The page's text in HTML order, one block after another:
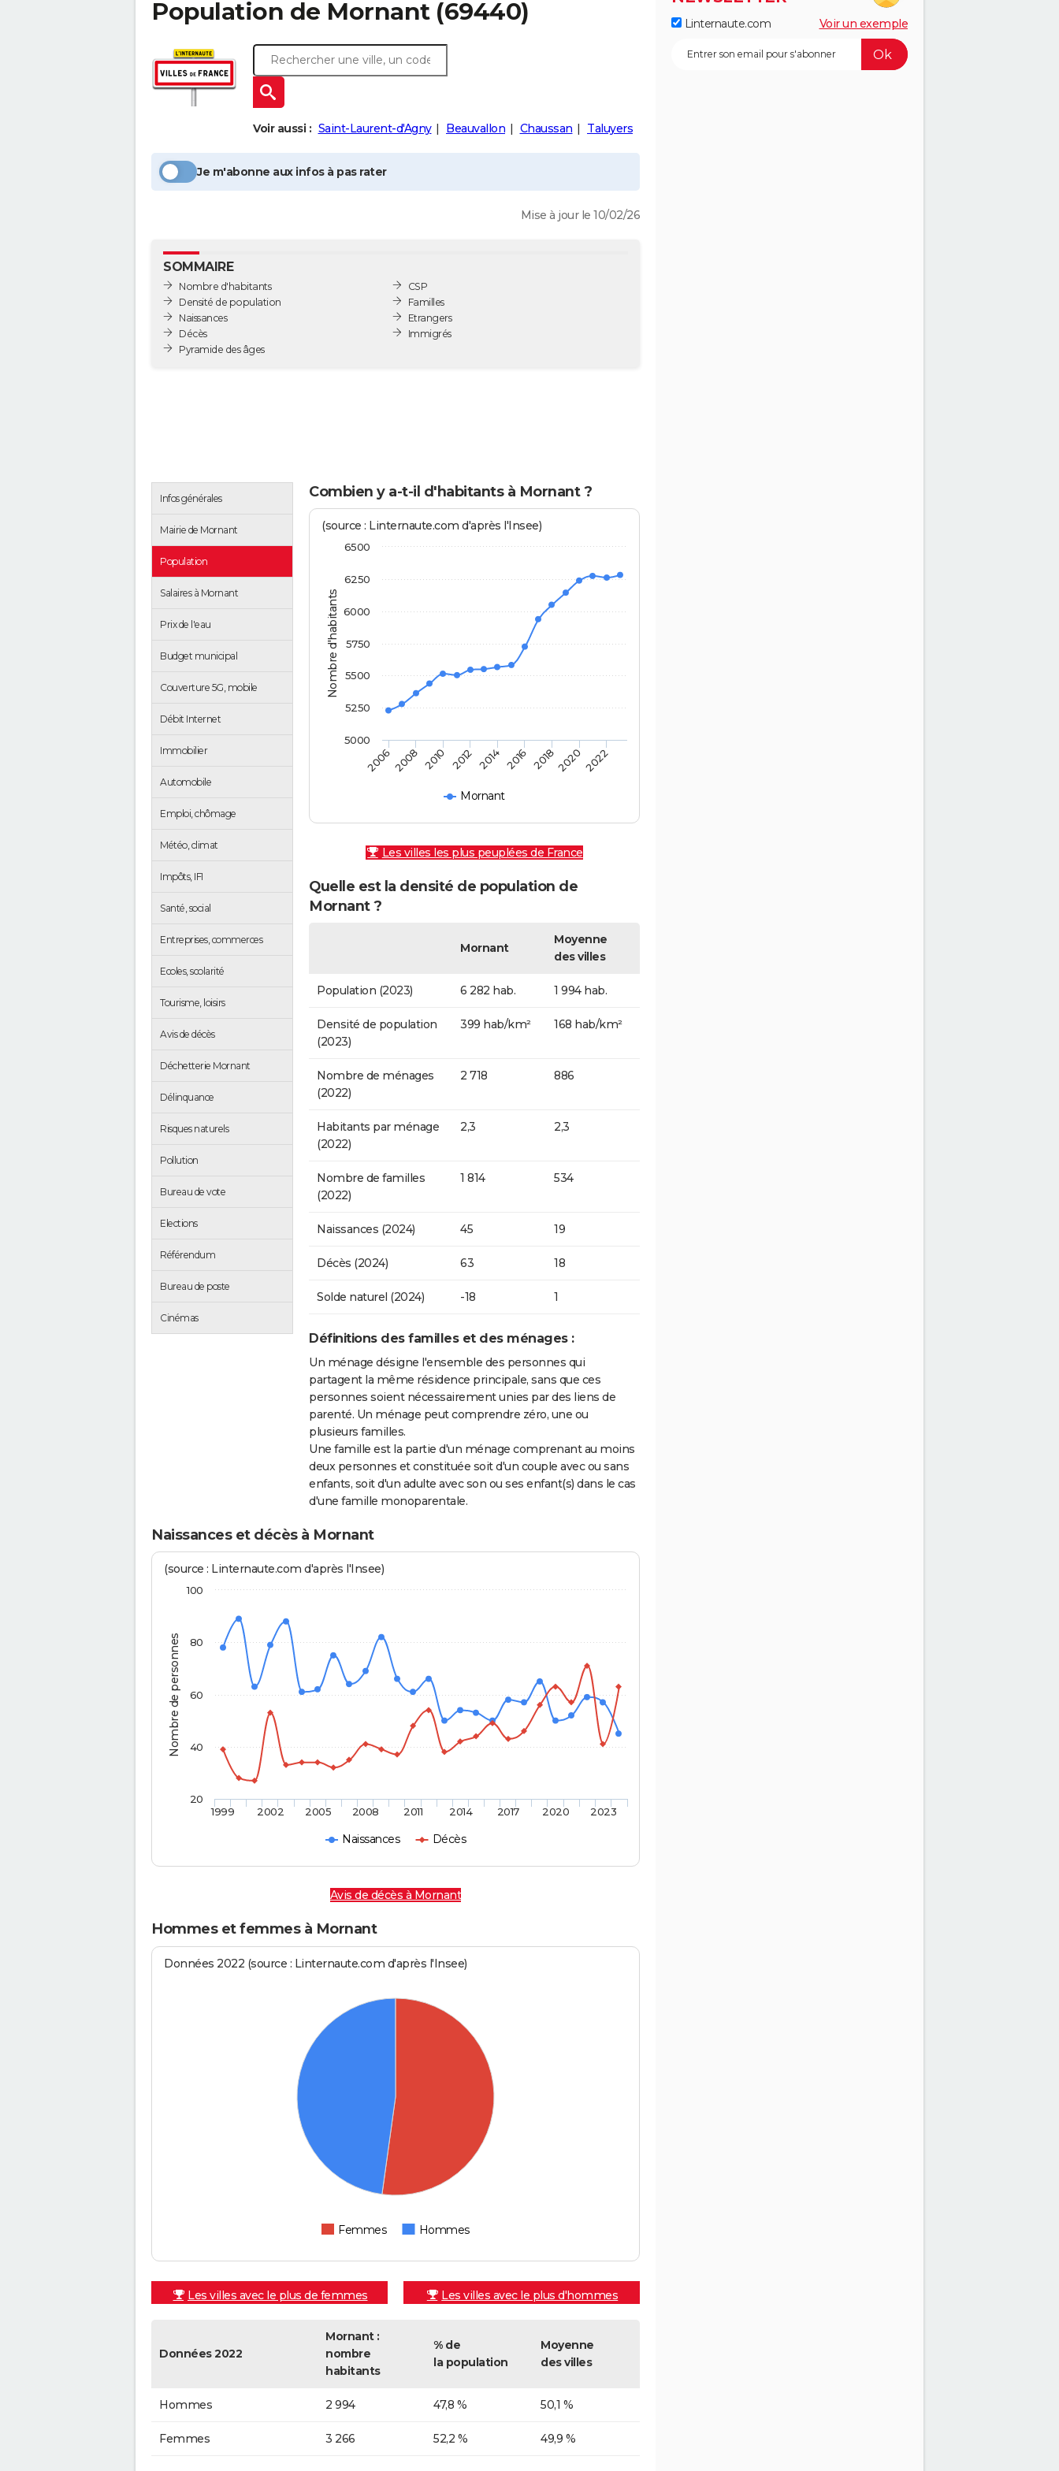
Population de Mornant(69440)
Voir aussi : Saint-Laurent-d'Agny Beauvallon Chaussan Taluyers
Je m'abonne aux infos à pas rater
Mise à jour le 10/02/26
SOMMAIRE
Nombre d'habitants
Densité de population
Naissances
Décès
Pyramide des âges
CSP
Familles
Etrangers
Immigrés
Infos générales
Mairie de Mornant
Population
Salaires à Mornant
Prix de l'eau
Budget municipal
Couverture 5G, mobile
Débit Internet
Immobilier
Automobile
Emploi, chômage
Météo, climat
Impôts, IFI
Santé, social
Entreprises, commerces
Ecoles, scolarité
Tourisme, loisirs
Avis de décès
Déchetterie Mornant
Délinquance
Risques naturels
Pollution
Bureau de vote
Elections
Référendum
Bureau de poste
Cinémas
Combien y a-t-il d'habitants à Mornant ?
Nombre d'habitants
(source : Linternaute.com d'après l'Insee)
Mornant
20062008 2010 2012 2014 2016 201820202022
5000
5250
5500
5750
6000
6250
6500
Les villes les plus peuplées de France
Quelle est la densité de population de
Mornant ?
Mornant
Moyenne
des villes
Population (2023) 6 282 hab. 1 994 hab.
Densité de population
(2023)
399 hab/km² 168 hab/km²
Nombre de ménages
(2022)
2 718 886
Habitants par ménage
(2022)
2,3 2,3
Nombre de familles
(2022)
1 814 534
Naissances (2024) 45 19
Décès (2024) 63 18
Solde naturel (2024) -18 1
Définitions des familles et des ménages :
Un ménage désigne l'ensemble des personnes qui
partagent la même résidence principale, sans que ces
personnes soient nécessairement unies par des liens de
parenté. Un ménage peut comprendre zéro, une ou
plusieurs familles.
Une famille est la partie d'un ménage comprenant au moins
deux personnes et constituée soit d'un couple avec ou sans
enfants, soit d'un adulte avec son ou ses enfant(s) dans le cas
d'une famille monoparentale.
Naissances et décès à Mornant
Nombre de personnes
(source : Linternaute.com d'après l'Insee)
Naissances Décès
1999 2002 2005 2008 2011 2014 2017 2020 2023
20
40
60
80
100
Avis de décès à Mornant
Hommes et femmes à Mornant
Données 2022 (source : Linternaute.com d'après l'Insee)
Femmes Hommes
Les villes avec le plus de femmes Les villes avec le plus d'hommes
Données 2022
Mornant :
nombre
habitants
% de
la population
Moyenne
des villes
Hommes 2 994 47,8 % 50,1 %
Femmes 3 266 52,2 % 49,9 %
Linternaute.com Voir un exemple